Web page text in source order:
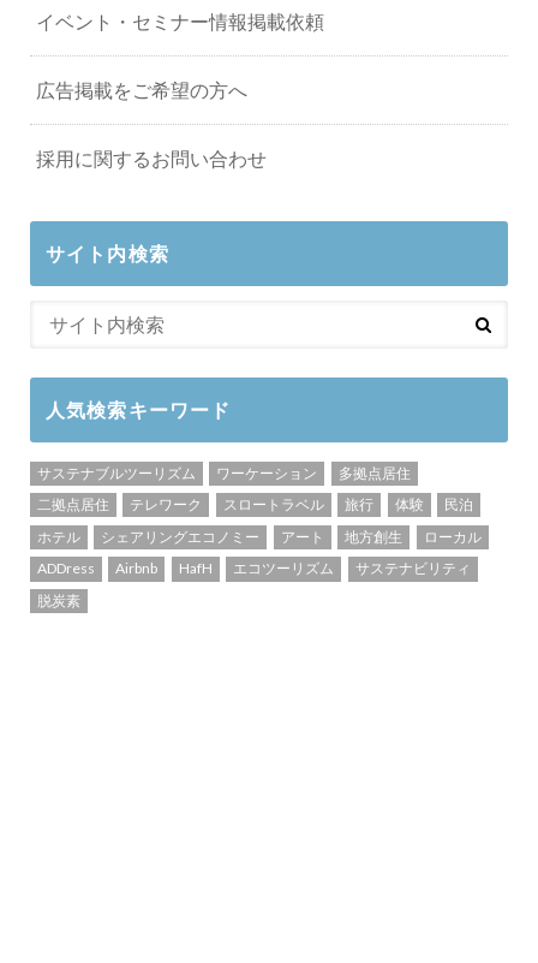
イベント・セミナー情報掲載依頼
広告掲載をご希望の方へ
採用に関するお問い合わせ
サイト内検索
人気検索キーワード
サステナブルツーリズム ワーケーション
多拠点居住
二拠点居住
テレワーク スロートラベル 旅行 体験
民泊
ホテル
シェアリングエコノミー アート 地方創生
ローカル
ADDress
Airbnb HafH エコツーリズム
サステナビリティ
脱炭素